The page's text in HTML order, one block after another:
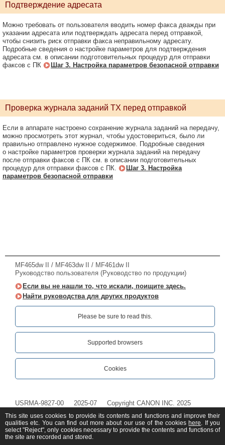
Подтверждение адресата
Можно требовать от пользователя вводить номер факса дважды при
указании адресата или подтверждать адресата перед отправкой,
чтобы снизить риск отправки факса неправильному адресату.
Подробные сведения о настройке параметров для подтверждения
адресата см. в описании подготовительных процедур для отправки
факсов с ПК
Шаг 3. Настройка параметров безопасной отправки
Проверка журнала заданий TX перед отправкой
Если в аппарате настроено сохранение журнала заданий на передачу,
можно просмотреть этот журнал, чтобы удостовериться, было ли
правильно отправлено нужное содержимое. Подробные сведения
о настройке параметров проверки журнала заданий на передачу
после отправки факсов с ПК см. в описании подготовительных
процедур для отправки факсов с ПК.
Шаг 3. Настройка
параметров безопасной отправки
MF465dw II / MF463dw II / MF461dw II
Руководство пользователя (Руководство по продукции)
Если вы не нашли то, что искали, поищите здесь.
Найти руководства для других продуктов
Please be sure to read this.‎
Supported browsers
Cookies
USRMA-9827-00 2025-07 Copyright CANON INC. 2025
This site uses cookies to provide its contents and functions and improve their
qualities etc. You can find out more about our use of the cookies here. If you
select "Reject", only cookies necessary to provide the contents and functions of
the site are recorded and stored.